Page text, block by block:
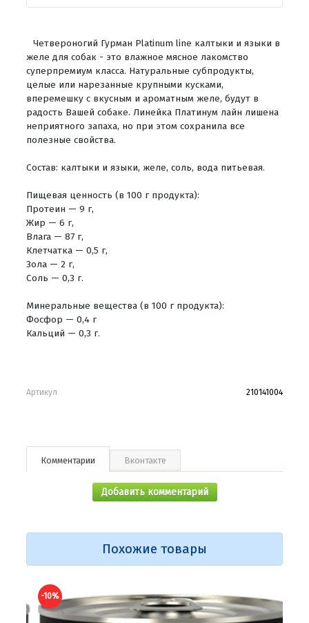
Четвероногий Гурман Platinum line калтыки и языки в
желе для собак - это влажное мясное лакомство
суперпремиум класса. Натуральные субпродукты,
целые или нарезанные крупными кусками,
вперемешку с вкусным и ароматным желе, будут в
радость Вашей собаке. Линейка Платинум лайн лишена
неприятного запаха, но при этом сохранила все
полезные свойства.
Состав: калтыки и языки, желе, соль, вода питьевая.
Пищевая ценность (в 100 г продукта):
Протеин — 9 г,
Жир — 6 г,
Влага — 87 г,
Клетчатка — 0,5 г,
Зола — 2 г,
Соль — 0,3 г.
Минеральные вещества (в 100 г продукта):
Фосфор — 0,4 г
Кальций — 0,3 г.
Артикул 210141004
Комментарии Вконтакте
Добавить комментарий
Похожие товары
-10%